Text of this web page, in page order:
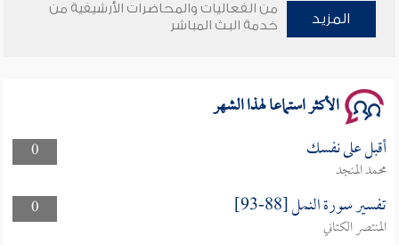
وأمنهم من خوف 9
المزيد
من الفعاليات والمحاضرات الأرشيفية من
خدمة البث المباشر
الأكثر استماعا لهذا الشهر
0 أقبل على نفسك
محمد المنجد
0
تفسير سورة النمل [88-93]
المنتصر الكتاني